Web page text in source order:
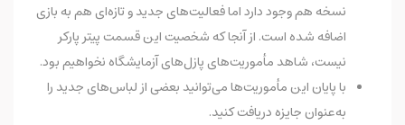
نسخه هم وجود دارد اما فعالیت‌های جدید و تازه‌ای هم به بازی
اضافه شده است. از آنجا که شخصیت این قسمت پیتر پارکر
نیست، شاهد مأموریت‌های پازل‌های آزمایشگاه نخواهیم بود.
با پایان این مأموریت‌ها می‌توانید بعضی از لباس‌های جدید را
به‌عنوان جایزه دریافت کنید.